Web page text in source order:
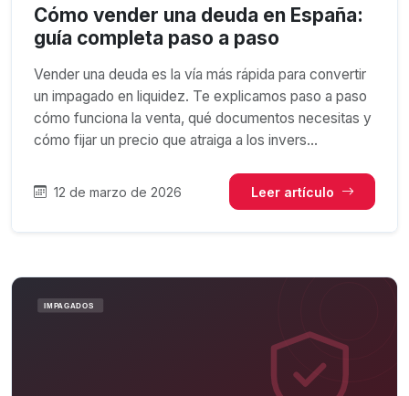
Cómo vender una deuda en España:
guía completa paso a paso
Vender una deuda es la vía más rápida para convertir
un impagado en liquidez. Te explicamos paso a paso
cómo funciona la venta, qué documentos necesitas y
cómo fijar un precio que atraiga a los invers…
12 de marzo de 2026 Leer artículo